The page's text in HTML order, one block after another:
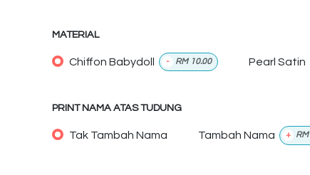
MATERIAL
Chiffon Babydoll - RM 10.00 Pearl Satin
PRINT NAMA ATAS TUDUNG
Tak Tambah Nama Tambah Nama + RM